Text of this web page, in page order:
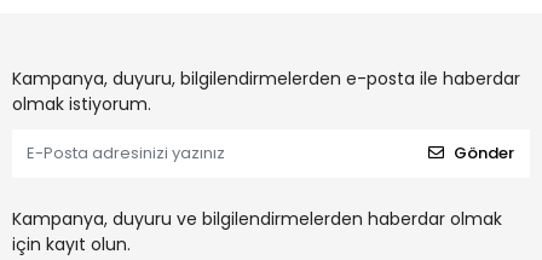
Kampanya, duyuru, bilgilendirmelerden e-posta ile haberdar
olmak istiyorum.
Gönder
Kampanya, duyuru ve bilgilendirmelerden haberdar olmak
için kayıt olun.